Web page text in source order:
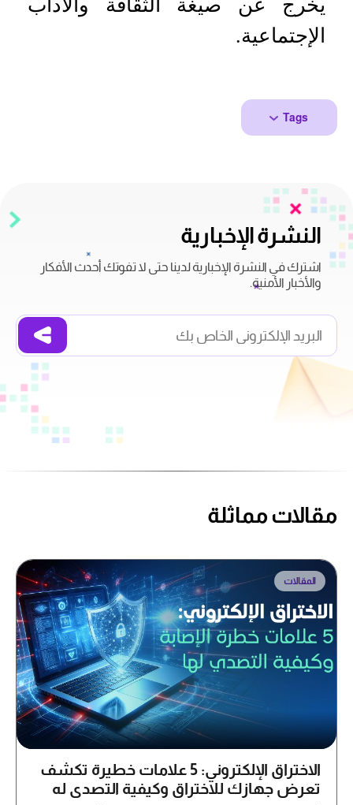
يخرج عن صيغة الثقافة والآداب
الإجتماعية.
Tags
النشرة الإخبارية
اشترك في النشرة الإخبارية لدينا حتى لا تفوتك أحدث الأفكار
والأخبار الأمنية.
مقالات مماثلة
المقالات
الاختراق الإلكتروني: 5 علامات خطيرة تكشف
تعرض جهازك للاختراق وكيفية التصدي له